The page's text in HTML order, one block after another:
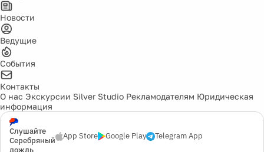
Новости
Ведущие
События
Контакты
О нас Экскурсии Silver Studio Рекламодателям Юридическая
информация
Слушайте
Серебряный
дождь
App Store Google Play Telegram App